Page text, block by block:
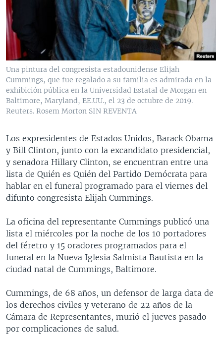
ENTRETENIMIENTO Y CULTURA
TECNOLOGÍA
DEPORTES
CIENCIA Y SALUD
MULTIMEDIA
FOTOGRAFÍA
AUDIOS
PROGRAMAS TV
EL MUNDO AL DÍA
FORO INTERAMERICANO
VISIÓN 360
LAS CLAVES
PANORAMA
RADIO
AVANCE INFORMATIVO
AUDIONOTICIAS
BUENOS DÍAS AMÉRICA
ESTADOS UNIDOS AL DÍA
EL MUNDO AL DÍA [RADIO]
FORO [RADIO]
DEPORTIVO INTERNACIONAL
NOTA ECONÓMICA
ENTRETENIMIENTO
DIRECT
DOCUMENTALES DE LA VOA
Learning English
Idiomas
Una pintura del congresista estadounidense Elijah
Cummings, que fue regalado a su familia es admirada en la
exhibición pública en la Universidad Estatal de Morgan en
Baltimore, Maryland, EE.UU., el 23 de octubre de 2019.
Reuters. Rosem Morton SIN REVENTA
Los expresidentes de Estados Unidos, Barack Obama
y Bill Clinton, junto con la excandidato presidencial,
y senadora Hillary Clinton, se encuentran entre una
lista de Quién es Quién del Partido Demócrata para
hablar en el funeral programado para el viernes del
difunto congresista Elijah Cummings.
La oficina del representante Cummings publicó una
lista el miércoles por la noche de los 10 portadores
del féretro y 15 oradores programados para el
funeral en la Nueva Iglesia Salmista Bautista en la
ciudad natal de Cummings, Baltimore.
Cummings, de 68 años, un defensor de larga data de
los derechos civiles y veterano de 22 años de la
Cámara de Representantes, murió el jueves pasado
por complicaciones de salud.